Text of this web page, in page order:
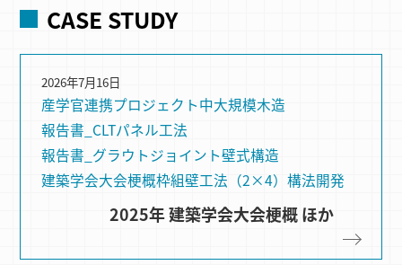
CASE STUDY
産学官連携プロジェクト中大規模木造
報告書_CLTパネル工法
報告書_グラウトジョイント壁式構造
建築学会大会梗概枠組壁⼯法（2×4） 構法開発
2026年7月16日
2025年 建築学会大会梗概 ほか